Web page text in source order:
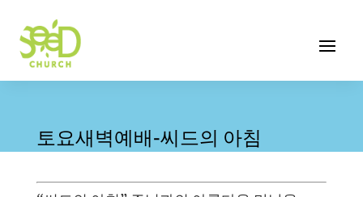
토요새벽예배-씨드의 아침